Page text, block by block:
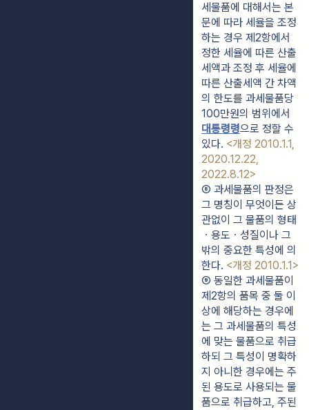
세물품에 대해서는 본
문에 따라 세율을 조정
하는 경우 제2항에서
정한 세율에 따른 산출
세액과 조정 후 세율에
따른 산출세액 간 차액
의 한도를 과세물품당
대통령령으로 정할 수
있다. <개정 2010.1.1,
2020.12.22,
2022.8.12>
⑧ 과세물품의 판정은
그 명칭이 무엇이든 상
관없이 그 물품의 형태
ㆍ용도ㆍ성질이나 그
밖의 중요한 특성에 의
한다. <개정 2010.1.1>
⑨ 동일한 과세물품이
제2항의 품목 중 둘 이
상에 해당하는 경우에
는 그 과세물품의 특성
에 맞는 물품으로 취급
하되 그 특성이 명확하
지 아니한 경우에는 주
된 용도로 사용되는 물
품으로 취급하고, 주된